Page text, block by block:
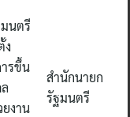
นตรี
ง
รขึ้น
งาน
สำนักนายก
รัฐมนตรี